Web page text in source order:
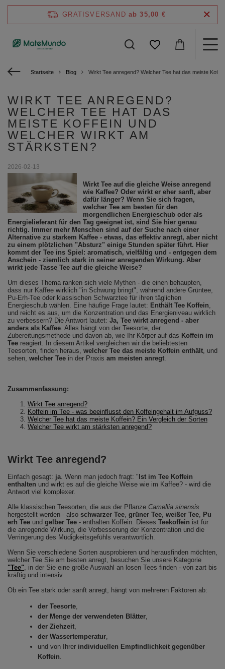
GRATISVERSAND ab 35,00 €
Startseite Blog Wirkt Tee anregend? Welcher Tee hat das meiste
WIRKT TEE ANREGEND?
WELCHER TEE HAT DAS
MEISTE KOFFEIN UND
WELCHER WIRKT AM
STÄRKSTEN?
2026-02-13
Wirkt Tee auf die gleiche Weise anregend
wie Kaffee? Oder wirkt er eher sanft, aber
dafür länger? Wenn Sie sich fragen,
welcher Tee am besten für den
morgendlichen Energieschub oder als
Energielieferant für den Tag geeignet ist, sind Sie hier genau
richtig. Immer mehr Menschen sind auf der Suche nach einer
Alternative zu starkem Kaffee - etwas, das effektiv anregt, aber nicht
zu einem plötzlichen "Absturz" einige Stunden später führt. Hier
kommt der Tee ins Spiel: aromatisch, vielfältig und - entgegen dem
Anschein - ziemlich stark in seiner anregenden Wirkung. Aber
wirkt jede Tasse Tee auf die gleiche Weise?
Um dieses Thema ranken sich viele Mythen - die einen behaupten,
dass nur Kaffee wirklich "in Schwung bringt", während andere Grüntee,
Pu-Erh-Tee oder klassischen Schwarztee für ihren täglichen
Energieschub wählen. Eine häufige Frage lautet: Enthält Tee Koffein,
und reicht es aus, um die Konzentration und das Energieniveau wirklich
zu verbessern? Die Antwort lautet: Ja, Tee wirkt anregend - aber
anders als Kaffee. Alles hängt von der Teesorte, der
Zubereitungsmethode und davon ab, wie Ihr Körper auf das Koffein im
Tee reagiert. In diesem Artikel vergleichen wir die beliebtesten
Teesorten, finden heraus, welcher Tee das meiste Koffein enthält, und
sehen, welcher Tee in der Praxis am meisten anregt.
Zusammenfassung:
Wirkt Tee anregend?
Koffein im Tee - was beeinflusst den Koffeingehalt im Aufguss?
Welcher Tee hat das meiste Koffein? Ein Vergleich der Sorten
Welcher Tee wirkt am stärksten anregend?
Wirkt Tee anregend?
Einfach gesagt: ja. Wenn man jedoch fragt: " Ist im Tee Koffein
enthalten und wirkt es auf die gleiche Weise wie im Kaffee? - wird die
Antwort viel komplexer.
Alle klassischen Teesorten, die aus der Pflanze Camellia sinensis
hergestellt werden - also schwarzer Tee, grüner Tee, weißer Tee, Pu
erh Tee und gelber Tee - enthalten Koffein. Dieses Teekoffein ist für
die anregende Wirkung, die Verbesserung der Konzentration und die
Verringerung des Müdigkeitsgefühls verantwortlich.
Wenn Sie verschiedene Sorten ausprobieren und herausfinden möchten,
welcher Tee Sie am besten anregt, besuchen Sie unsere Kategorie
"Tee", in der Sie eine große Auswahl an losen Tees finden - von zart bis
kräftig und intensiv.
Ob ein Tee stark oder sanft anregt, hängt von mehreren Faktoren ab:
der Teesorte,
der Menge der verwendeten Blätter,
der Ziehzeit,
der Wassertemperatur,
und von Ihrer individuellen Empfindlichkeit gegenüber
Koffein.